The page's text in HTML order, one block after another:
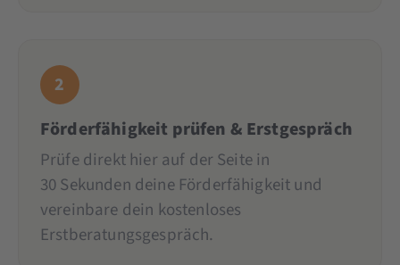
2
Förderfähigkeit prüfen & Erstgespräch
Prüfe direkt hier auf der Seite in
30 Sekunden deine Förderfähigkeit und
vereinbare dein kostenloses
Erstberatungsgespräch.